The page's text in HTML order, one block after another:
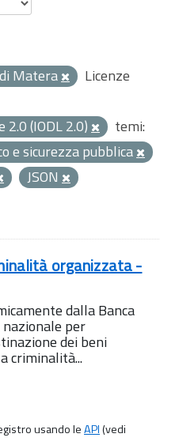
Matera
Licenze
(IODL 2.0)
temi:
e sicurezza pubblica
JSON
organizzata -
dalla Banca
per
dei beni
criminalità...
usando leAPI(vedi